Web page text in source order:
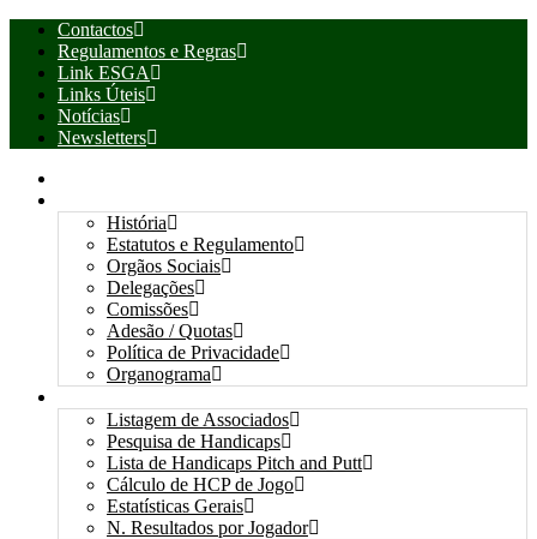
Contactos
Regulamentos e Regras
Link ESGA
Links Úteis
Notícias
Newsletters
História
Estatutos e Regulamento
Orgãos Sociais
Delegações
Comissões
Adesão / Quotas
Política de Privacidade
Organograma
Listagem de Associados
Pesquisa de Handicaps
Lista de Handicaps Pitch and Putt
Cálculo de HCP de Jogo
Estatísticas Gerais
N. Resultados por Jogador